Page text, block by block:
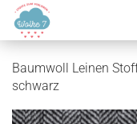
Baumwoll Leinen
schwarz